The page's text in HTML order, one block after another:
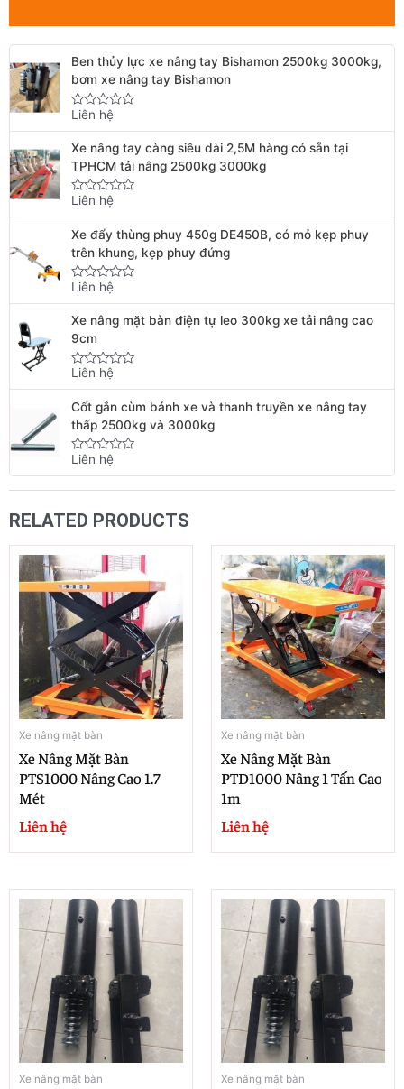
Ben thủy lực xe nâng tay Bishamon 2500kg 3000kg,
bơm xe nâng tay Bishamon
Rated
0
of
5
Liên hệ
Xe nâng tay càng siêu dài 2,5M hàng có sẵn tại
TPHCM tải nâng 2500kg 3000kg
Rated
0
of
5
Liên hệ
Xe đẩy thùng phuy 450g DE450B, có mỏ kẹp phuy
trên khung, kẹp phuy đứng
Rated
0
of
5
Liên hệ
Xe nâng mặt bàn điện tự leo 300kg xe tải nâng cao
9cm
Rated
0
out
of
5
Liên hệ
Cốt gắn cùm bánh xe và thanh truyền xe nâng tay
thấp 2500kg và 3000kg
Rated
0
Liên hệ
RELATED PRODUCTS
Xe nâng mặt bàn
Xe Nâng Mặt Bàn
PTS1000 Nâng Cao 1.7
Mét
Liên hệ
Xe nâng mặt bàn
Xe Nâng Mặt Bàn
PTD1000 Nâng 1 Tấn Cao
1m
Liên hệ
Xe nâng mặt bàn Xe nâng mặt bàn